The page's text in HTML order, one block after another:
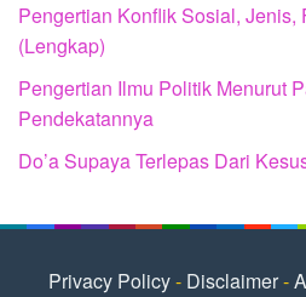
Pengertian Konflik Sosial, Jenis,
(Lengkap)
Pengertian Ilmu Politik Menurut
Pendekatannya
Do’a Supaya Terlepas Dari
Privacy Policy- Disclaimer-